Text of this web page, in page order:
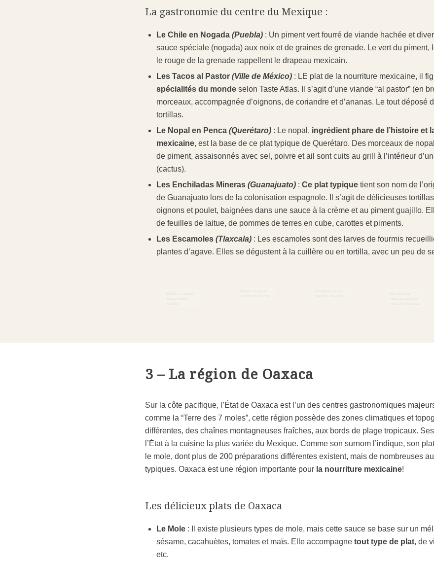
La gastronomie du centre du Mexique :
Le Chile en Nogada (Puebla): Un piment vert fourré de viande hachée et
sauce spéciale (nogada) aux noix et de graines de grenade. Le vert du piment,
le rouge de la grenade rappellent le drapeau mexicain.
Les Tacos al Pastor (Ville de México): LE plat de la nourriture mexicaine, il
spécialités du mondeselon Taste Atlas. Il s’agit d’une viande “al pastor” (en
morceaux, accompagnée d’oignons, de coriandre et d’ananas. Le tout déposé
tortillas.
Le Nopal en Penca (Querétaro): Le nopal, ingrédient phare de l’histoire et
mexicaine, est la base de ce plat typique de Querétaro. Des morceaux de
de piment, assaisonnés avec sel, poivre et ail sont cuits au grill à l’intérieur
(cactus).
Les Enchiladas Mineras (Guanajuato): Ce plat typiquetient son nom de
de Guanajuato lors de la colonisation espagnole. Il s’agit de délicieuses
oignons et poulet, baignées dans une sauce à la crème et au piment guajillo.
de feuilles de laitue, de pommes de terres en cube, carottes et piments.
Les Escamoles (Tlaxcala): Les escamoles sont des larves de fourmis
plantes d’agave. Elles se dégustent à la cuillère ou en tortilla, avec un peu de
3 – La région de Oaxaca
Sur la côte pacifique, l’État de Oaxaca est l’un des centres gastronomiques
comme la “Terre des 7 moles”, cette région possède des zones climatiques et
différentes, des chaînes montagneuses fraîches, aux bords de plage tropicaux.
l’État à la cuisine la plus variée du Mexique. Comme son surnom l’indique, son
le mole, dont plus de 200 préparations différentes existent, mais de nombreuses
typiques. Oaxaca est une région importante pour la nourriture mexicaine!
Les délicieux plats de Oaxaca
Le Mole: Il existe plusieurs types de mole, mais cette sauce se base sur un
sésame, cacahuètes, tomates et maïs. Elle accompagne tout type de plat, de
etc.